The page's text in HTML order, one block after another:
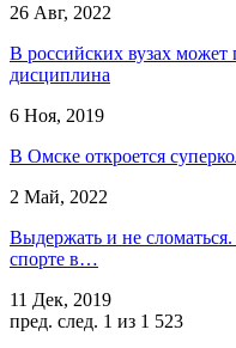
26 Авг, 2022
В российских вузах может
дисциплина
6 Ноя, 2019
В Омске откроется
2 Май, 2022
Выдержать и не
спорте в…
11 Дек, 2019
пред. след. 1 из 1 523